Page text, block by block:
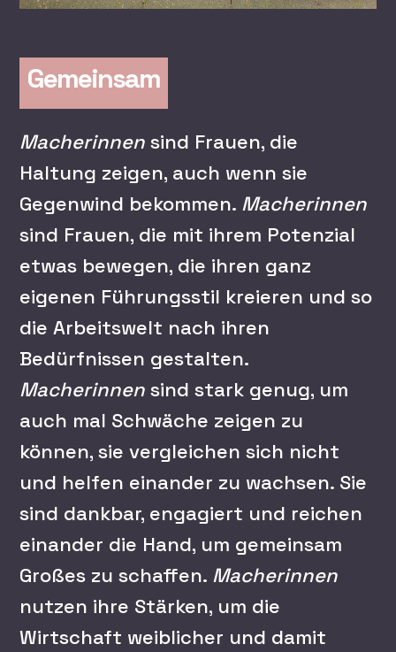
Gemeinsam
Macherinnen sind Frauen, die
Haltung zeigen, auch wenn sie
Gegenwind bekommen. Macherinnen
sind Frauen, die mit ihrem Potenzial
etwas bewegen, die ihren ganz
eigenen Führungsstil kreieren und so
die Arbeitswelt nach ihren
Bedürfnissen gestalten.
Macherinnen sind stark genug, um
auch mal Schwäche zeigen zu
können, sie vergleichen sich nicht
und helfen einander zu wachsen. Sie
sind dankbar, engagiert und reichen
einander die Hand, um gemeinsam
Großes zu schaffen. Macherinnen
nutzen ihre Stärken, um die
Wirtschaft weiblicher und damit